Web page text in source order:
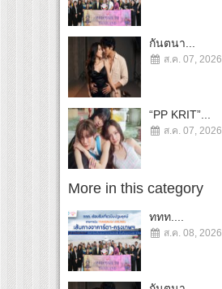
กันตนา...
ส.ค. 07, 2026
“PP KRIT”...
ส.ค. 07, 2026
More in this category
ททท....
ส.ค. 08, 2026